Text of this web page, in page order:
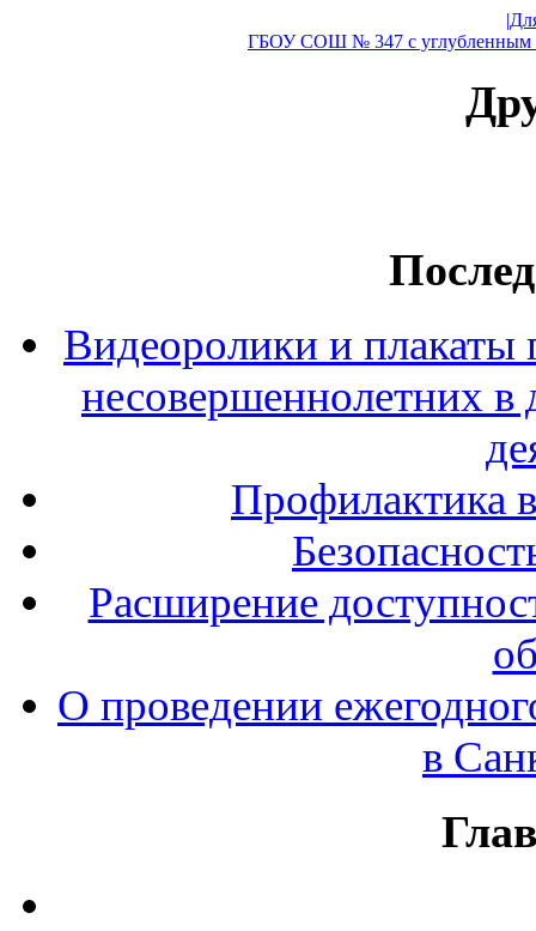
ГБОУ СОШ № 347 с углубленным
Видеоролики и плакаты
несовершеннолетних в
Профилактика
Расширение
О проведении
в